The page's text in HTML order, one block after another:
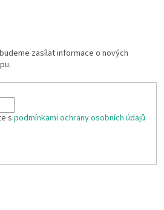
zasílat informace o nových
s podmínkami ochrany osobních údajů